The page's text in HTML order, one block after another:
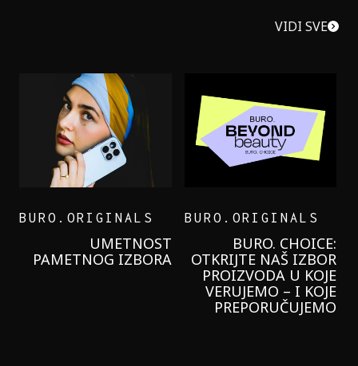
VIDI SVE
GARNIER KREMU I
NIKADA NIŠTA
LAGANIJE NISAM
KORISTILA